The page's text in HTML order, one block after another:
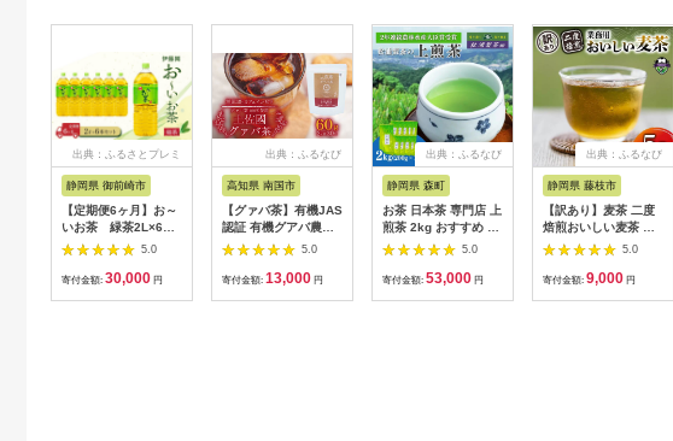
出典：ふるさとプレミ
静岡県 御前崎市
【定期便6ヶ月】お～
いお茶 緑茶2L×6本
［おーいお茶 ペット
ボトル 2リットル ケ
ース 箱 伊藤園 静岡］
5.0
寄付金額: 30,000 円
出典：ふるなび
高知県 南国市
【グァバ茶】有機JAS
認証 有機グアバ農園
の土佐國グァバ茶
（2g×30包）国産有機
栽培の葉100％
5.0
寄付金額: 13,000 円
出典：ふるなび
静岡県 森町
お茶 日本茶 専門店 上
煎茶 2kg おすすめ お
茶
5.0
寄付金額: 53,000 円
出典：ふるなび
静岡県 藤枝市
【訳あり】麦茶 二度
焙煎おいしい麦茶 業
務用 100P×5 お茶
5.0
寄付金額: 9,000 円